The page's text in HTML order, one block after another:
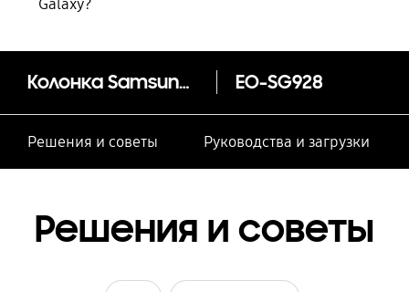
Galaxy?
Колонка Samsung Level Box Pro EO-SG928
Решения и советы Руководства и загрузки
Решения и советы